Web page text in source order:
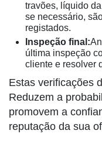
travões, líquido
se necessário,
registados.
Inspeção final:
última inspeção
cliente e resolver
Estas verificações
Reduzem a
promovem a
reputação da sua